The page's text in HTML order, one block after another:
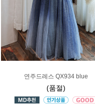
연주드레스 QX934 blue
(품절)